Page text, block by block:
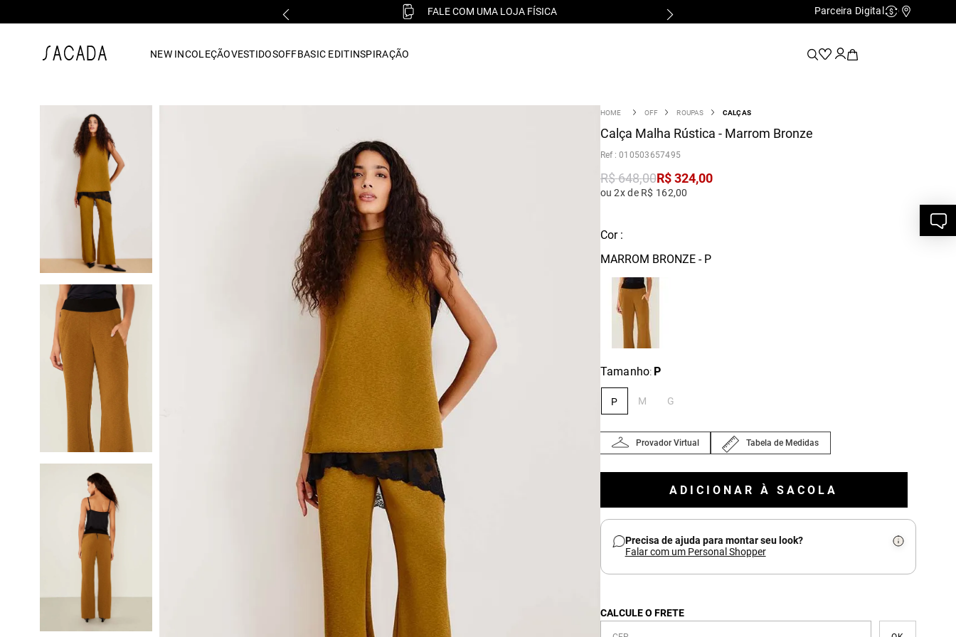
FALE COM UMA LOJA FÍSICA Parceira Digital Cashback
NEW INCOLEÇÃOVESTIDOSOFFBASIC EDITINSPIRAÇÃO
OFF ROUPAS CALÇAS
Calça Malha Rústica - Marrom Bronze
:010503657495
R$648,00R$ 324,00
ou 2x de R$ 162,00
Cor :
MARROM BRONZE - P
Tamanho: P
P M G
Provador Virtual Tabela de Medidas
ADICIONAR À SACOLA
Precisa de ajuda para montar seu look?
Falar com um Personal Shopper
CALCULE O FRETE
vestido midi
vestido curto